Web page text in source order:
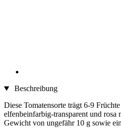
Beschreibung
Diese Tomatensorte trägt 6-9
elfenbeinfarbig-transparent und rosa
Gewicht von ungefähr 10 g sowie